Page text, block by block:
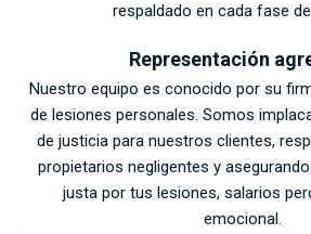
respaldado en cada fase
Representación
Nuestro equipo es conocido por su
de lesiones personales. Somos
de justicia para nuestros clientes,
propietarios negligentes y
justa por tus lesiones, salarios
emocional.